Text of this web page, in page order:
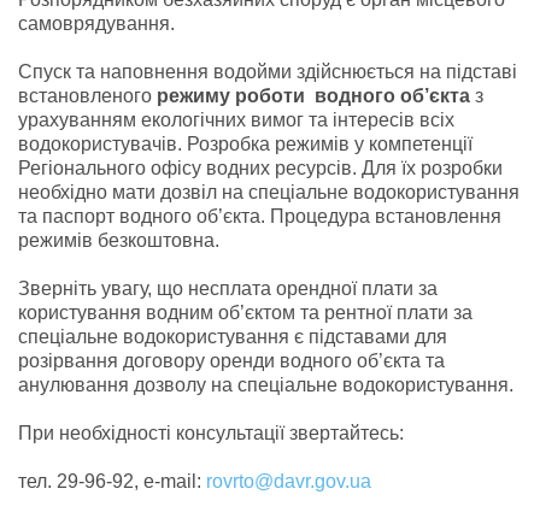
самоврядування.
Спуск та наповнення водойми здійснюється на підставі
встановленого режиму роботи водного об’єкта з
урахуванням екологічних вимог та інтересів всіх
водокористувачів. Розробка режимів у компетенції
Регіонального офісу водних ресурсів. Для їх розробки
необхідно мати дозвіл на спеціальне водокористування
та паспорт водного об’єкта. Процедура встановлення
режимів безкоштовна.
Зверніть увагу, що несплата орендної плати за
користування водним об’єктом та рентної плати за
спеціальне водокористування є підставами для
розірвання договору оренди водного об’єкта та
анулювання дозволу на спеціальне водокористування.
При необхідності консультації звертайтесь:
тел. 29-96-92, e-mail: rovrto@davr.gov.ua